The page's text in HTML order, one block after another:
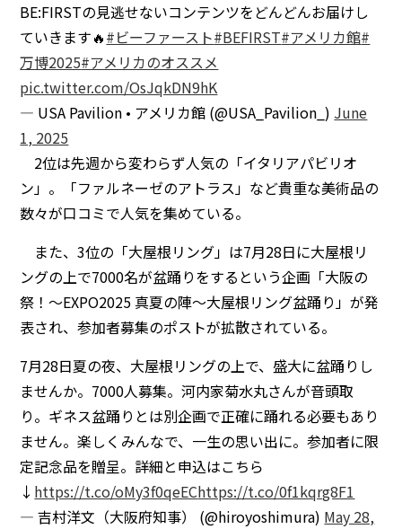
BE:FIRSTの見逃せないコンテンツをどんどんお届けし
ていきます🔥#ビーファースト#BEFIRST#アメリカ館#
万博2025#アメリカのオススメ
pic.twitter.com/OsJqkDN9hK
— USA Pavilion • アメリカ館 (@USA_Pavilion_) June
1, 2025
2位は先週から変わらず人気の「イタリアパビリオ
ン」。「ファルネーゼのアトラス」など貴重な美術品の
数々が口コミで人気を集めている。
また、3位の「大屋根リング」は7月28日に大屋根リ
ングの上で7000名が盆踊りをするという企画「大阪の
祭！～EXPO2025 真夏の陣～大屋根リング盆踊り」が発
表され、参加者募集のポストが拡散されている。
7月28日夏の夜、大屋根リングの上で、盛大に盆踊りし
ませんか。7000人募集。河内家菊水丸さんが音頭取
り。ギネス盆踊りとは別企画で正確に踊れる必要もあり
ません。楽しくみんなで、一生の思い出に。参加者に限
定記念品を贈呈。詳細と申込はこちら
↓ https://t.co/oMy3f0qeEChttps://t.co/0f1kqrg8F1
— 吉村洋文（大阪府知事） (@hiroyoshimura) May 28,